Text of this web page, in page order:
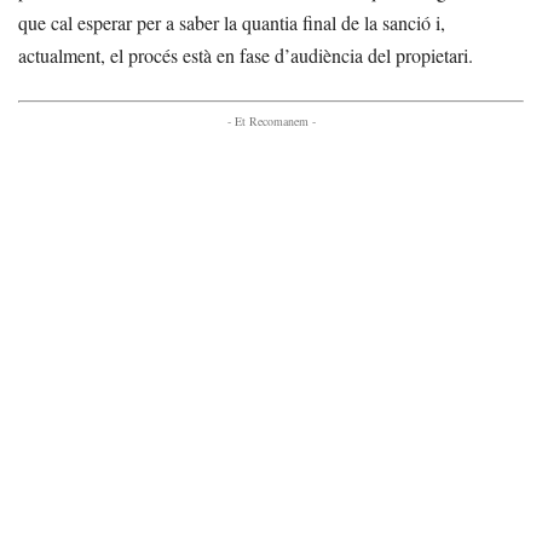
que cal esperar per a saber la quantia final de la sanció i,
actualment, el procés està en fase d’audiència del propietari.
- Et Recomanem -